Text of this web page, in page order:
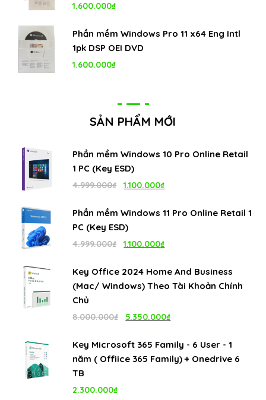
1.600.000₫
Phần mềm Windows Pro 11 x64 Eng Intl
1pk DSP OEI DVD
1.600.000₫
SẢN PHẨM MỚI
Phần mềm Windows 10 Pro Online Retail
1 PC (Key ESD)
4.999.000₫
Giá
là:
1.100.000₫
tại
Phần mềm Windows 11 Pro Online Retail 1
PC (Key ESD)
4.999.000₫
Giá
là:
1.100.000₫
tại
1.100.000₫.
Key Office 2024 Home And Business
(Mac/ Windows) Theo Tài Khoản Chính
Chủ
8.000.000₫
Giá
là:
5.350.000₫
tại
Key Microsoft 365 Family - 6 User - 1
năm ( Offiice 365 Family) + Onedrive 6
TB
2.300.000₫